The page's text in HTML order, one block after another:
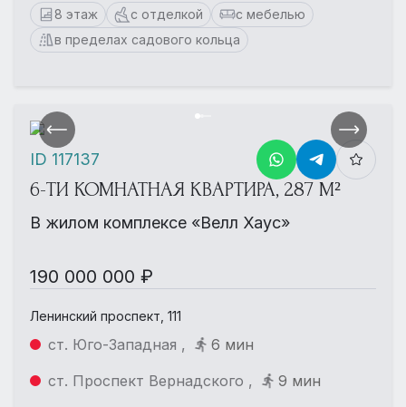
8 этаж с отделкой
с мебелью
в пределах садового кольца
6-ТИ КОМНАТНАЯ КВАРТИРА, 287 М²
В жилом комплексе «Велл Хаус»
190 000 000 ₽
Ленинский проспект, 111
ст. Юго-Западная ,
6 мин
ст. Проспект Вернадского ,
9 мин
ID 117137